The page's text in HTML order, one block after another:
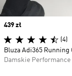
Price
439 zł
(4)
Bluza Adi365 Running
Damskie Performance